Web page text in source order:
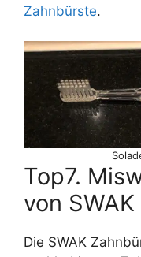
Zahnbürste.
Top7.
von SWAK
Die SWAK